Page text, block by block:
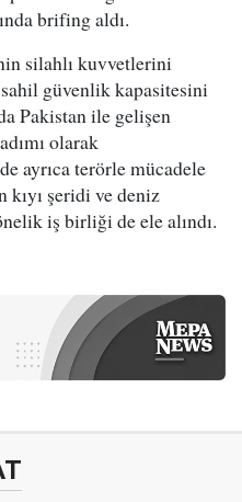
brifing aldı.
silahlı kuvvetlerini
güvenlik kapasitesini
Pakistan ile gelişen
olarak
ayrıca terörle mücadele
şeridi ve deniz
iş birliği de ele alındı.